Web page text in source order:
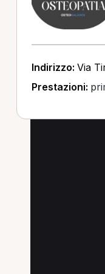
Indirizzo: Via
Prestazioni: